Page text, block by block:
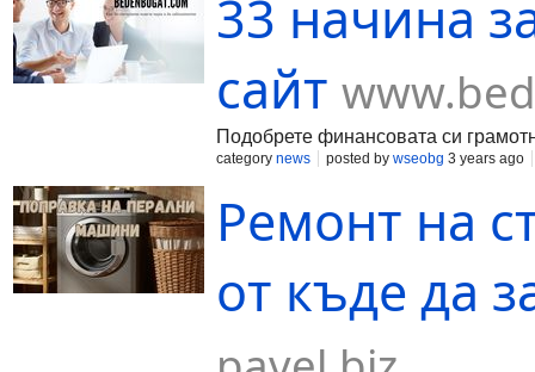
онлайн магазина elektri4ko.com или търсите съвет при
позвънете на нашия телефон.33 начина
сайт
Подобрете финансовата си
category news posted by wseobg 3 years ago
Ремонт на
от къде да